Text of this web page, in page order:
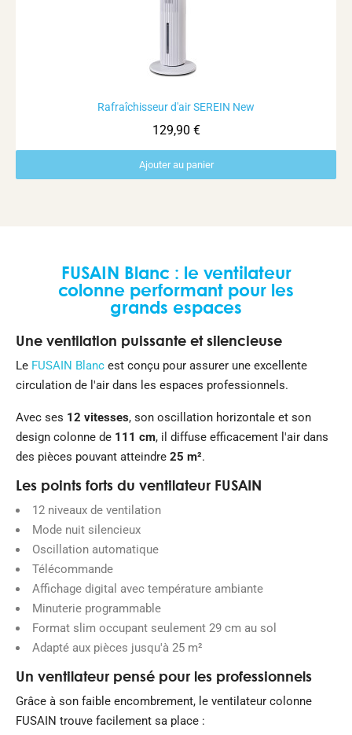
Aperçu rapide
Rafraîchisseur d'air SEREIN New
129,90 €
Ajouter au panier
FUSAIN Blanc : le ventilateur
colonne performant pour les
grands espaces
Une ventilation puissante et silencieuse
Le FUSAIN Blanc est conçu pour assurer une excellente
circulation de l'air dans les espaces professionnels.
Avec ses 12 vitesses, son oscillation horizontale et son
design colonne de 111 cm, il diffuse efficacement l'air dans
des pièces pouvant atteindre 25 m².
Les points forts du ventilateur FUSAIN
12 niveaux de ventilation
Mode nuit silencieux
Oscillation automatique
Télécommande
Affichage digital avec température ambiante
Minuterie programmable
Format slim occupant seulement 29 cm au sol
Adapté aux pièces jusqu'à 25 m²
Un ventilateur pensé pour les professionnels
Grâce à son faible encombrement, le ventilateur colonne
FUSAIN trouve facilement sa place :